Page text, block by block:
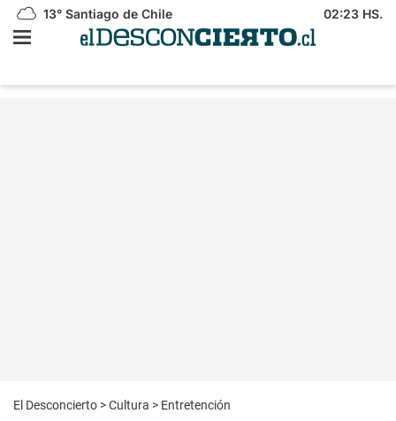
13° Santiago de Chile 02:23 HS.
El Desconcierto >Cultura > Entretención